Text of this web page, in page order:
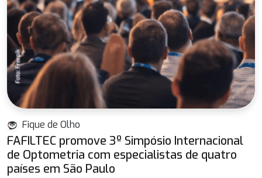
Fique de Olho
FAFILTEC promove 3º Simpósio Internacional
de Optometria com especialistas de quatro
países em São Paulo